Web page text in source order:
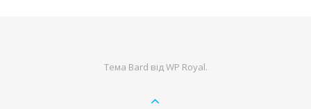
Тема Bard відWP Royal.